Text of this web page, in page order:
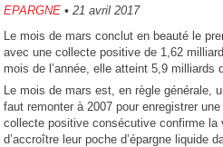
EPARGNE • 21 avril 2017
Le mois de mars conclut en beauté le
avec une collecte positive de 1,62
mois de l’année, elle atteint 5,9 milliards
Le mois de mars est, en règle générale,
faut remonter à 2007 pour enregistrer
collecte positive consécutive confirme la
d’accroître leur poche d’épargne liquide